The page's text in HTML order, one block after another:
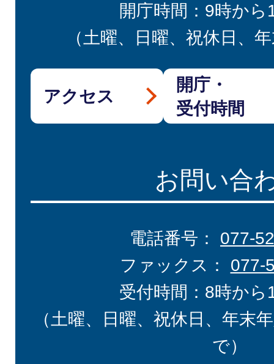
開庁時間：9時から
（土曜、日曜、祝休日、
アクセス
開庁・
受付時間
お問い合
電話番号： 077-
ファックス： 077-
受付時間：8時から
（土曜、日曜、祝休日、年末
で）